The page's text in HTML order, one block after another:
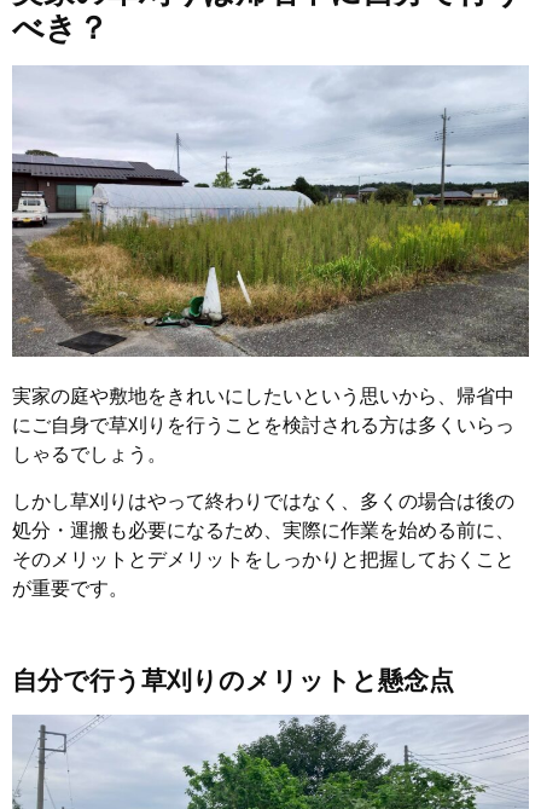
べき？
実家の庭や敷地をきれいにしたいという思いから、帰省中
にご自身で草刈りを行うことを検討される方は多くいらっ
しゃるでしょう。
しかし草刈りはやって終わりではなく、多くの場合は後の
処分・運搬も必要になるため、実際に作業を始める前に、
そのメリットとデメリットをしっかりと把握しておくこと
が重要です。
自分で行う草刈りのメリットと懸念点